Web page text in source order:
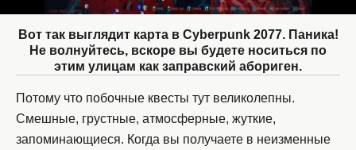
Вот так выглядит карта в Cyberpunk 2077. Паника!
Не волнуйтесь, вскоре вы будете носиться по
этим улицам как заправский абориген.
Потому что побочные квесты тут великолепны.
Смешные, грустные, атмосферные, жуткие,
запоминающиеся. Когда вы получаете в неизменные